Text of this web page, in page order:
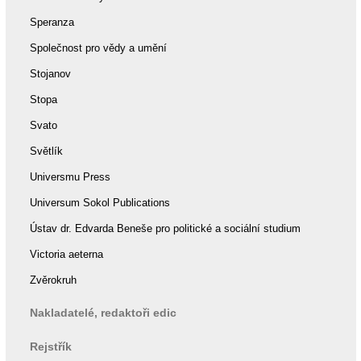
Speranza
Společnost pro vědy a umění
Stojanov
Stopa
Svato
Světlík
Universmu Press
Universum Sokol Publications
Ústav dr. Edvarda Beneše pro politické a sociální studium
Victoria aeterna
Zvěrokruh
Nakladatelé, redaktoři edic
Rejstřík